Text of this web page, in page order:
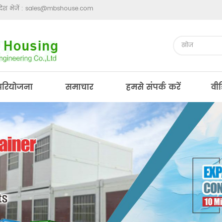
भेजें : sales@mbshouse.com
समाचार हमसे संपर्क करें